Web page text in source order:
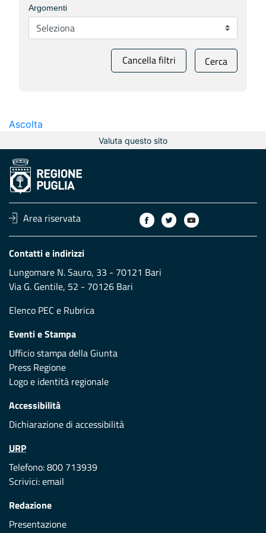
Argomenti
Cancella filtri Cerca
Ascolta
Valuta questo sito
Area riservata
Contatti e indirizzi
Lungomare N. Sauro, 33 - 70121 Bari
Via G. Gentile, 52 - 70126 Bari
Elenco PEC e Rubrica
Eventi e Stampa
Ufficio stampa della Giunta
Press Regione
Logo e identità regionale
Accessibilità
Dichiarazione di accessibilità
URP
Telefono: 800 713939
Scrivici:email
Redazione
Presentazione